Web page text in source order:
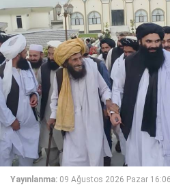
Yayınlanma: 09 Ağustos 2026 Pazar 16:06